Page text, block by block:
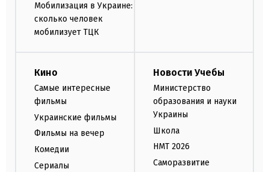
Мобилизация в Украине:
сколько человек
мобилизует ТЦК
Кино
Самые интересные
фильмы
Украинские фильмы
Фильмы на вечер
Комедии
Сериалы
Новости Учебы
Министерство
образования и науки
Украины
Школа
НМТ 2026
Саморазвитие